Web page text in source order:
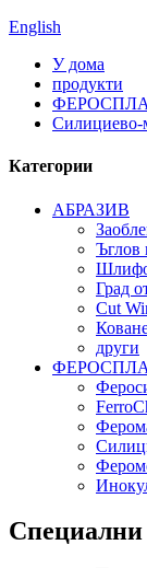
English
У дома
продукти
Силициево-
Категории
АБРАЗИВ
Ъглов
Град
Cut
други
Специални